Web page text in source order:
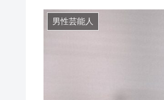
男性芸能人